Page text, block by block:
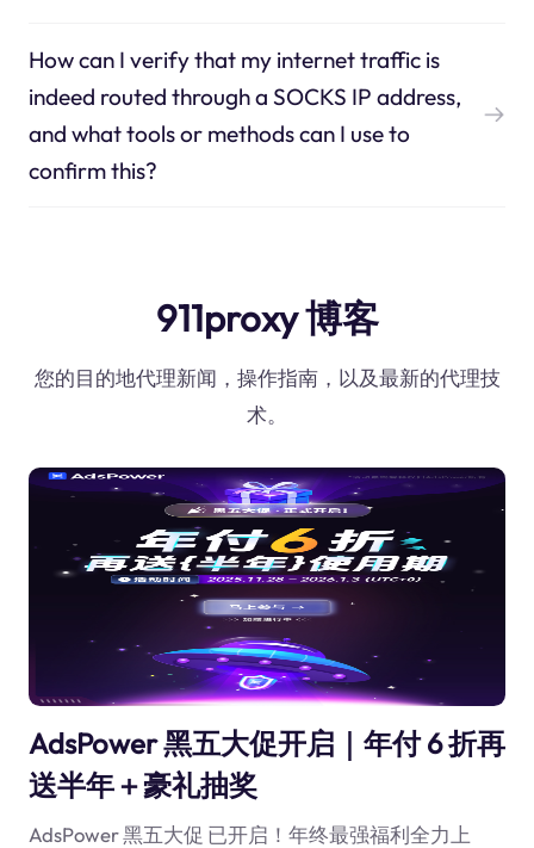
How can I verify that my internet traffic is
indeed routed through a SOCKS IP address,
and what tools or methods can I use to
confirm this?
911proxy 博客
您的目的地代理新闻，操作指南，以及最新的代理技
术。
AdsPower 黑五大促开启｜年付 6 折再
送半年＋豪礼抽奖
AdsPower 黑五大促 已开启！年终最强福利全力上